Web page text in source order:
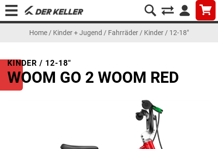
Home / Kinder + Jugend / Fahrräder / Kinder / 12-18"
KINDER / 12-18"
WOOM GO 2 WOOM RED